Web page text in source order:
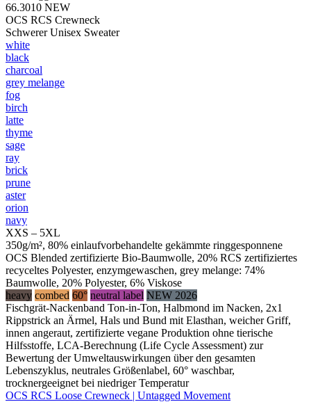
66.3010 NEW
OCS RCS Crewneck
Schwerer Unisex Sweater
white
black
charcoal
grey melange
fog
birch
latte
thyme
sage
ray
brick
prune
aster
orion
navy
XXS – 5XL
350g/m², 80% einlaufvorbehandelte gekämmte ringgesponnene
OCS Blended zertifizierte Bio-Baumwolle, 20% RCS zertifiziertes
recyceltes Polyester, enzymgewaschen, grey melange: 74%
Baumwolle, 20% Polyester, 6% Viskose
heavy combed 60° neutral label NEW 2026
Fischgrät-Nackenband Ton-in-Ton, Halbmond im Nacken, 2x1
Rippstrick an Ärmel, Hals und Bund mit Elasthan, weicher Griff,
innen angeraut, zertifizierte vegane Produktion ohne tierische
Hilfsstoffe, LCA-Berechnung (Life Cycle Assessment) zur
Bewertung der Umweltauswirkungen über den gesamten
Lebenszyklus, neutrales Größenlabel, 60° waschbar,
trocknergeeignet bei niedriger Temperatur
OCS RCS Loose Crewneck | Untagged Movement